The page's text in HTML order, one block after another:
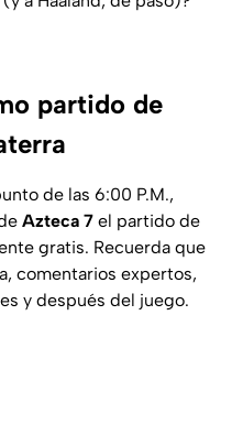
partido de
de las 6:00 P.M.,
Azteca 7 el partido de
gratis. Recuerda que
comentarios expertos,
y después del juego.